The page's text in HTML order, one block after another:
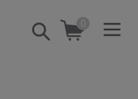
Pokaż/schowaj
wyszukiwarkę
0